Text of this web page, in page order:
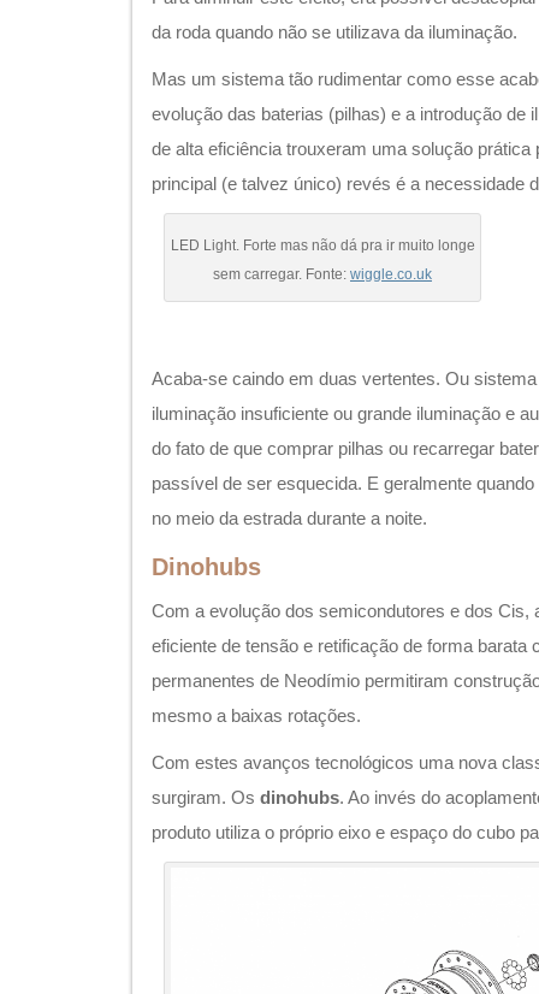
da roda quando não se utilizava da iluminação.
Mas um sistema tão rudimentar como esse
evolução das baterias (pilhas) e a introdução de
de alta eficiência trouxeram uma solução prática
principal (e talvez único) revés é a necessidade
LED Light. Forte mas não dá pra ir muito longe
sem carregar. Fonte: wiggle.co.uk
Acaba-se caindo em duas vertentes. Ou
iluminação insuficiente ou grande iluminação e
do fato de que comprar pilhas ou recarregar
passível de ser esquecida. E geralmente
no meio da estrada durante a noite.
Dinohubs
Com a evolução dos semicondutores e dos Cis,
eficiente de tensão e retificação de forma barata
permanentes de Neodímio permitiram
mesmo a baixas rotações.
Com estes avanços tecnológicos uma nova
surgiram. Os dinohubs. Ao invés do
produto utiliza o próprio eixo e espaço do cubo